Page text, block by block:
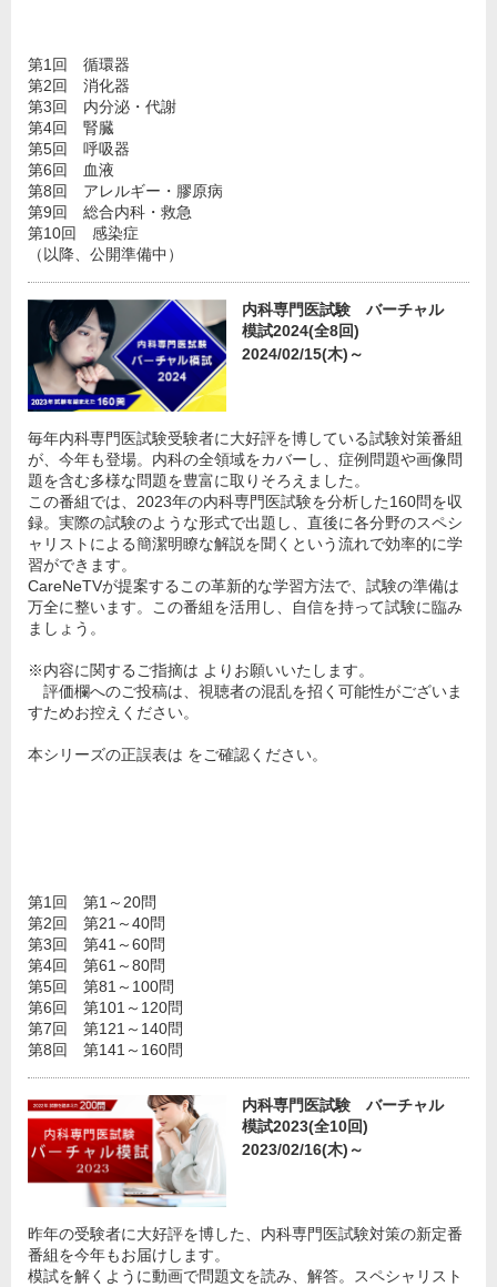
第1回 循環器
第2回 消化器
第3回 内分泌・代謝
第4回 腎臓
第5回 呼吸器
第6回 血液
第8回 アレルギー・膠原病
第9回 総合内科・救急
第10回 感染症
（以降、公開準備中）
内科専門医試験 バーチャル
模試2024(全8回)
2024/02/15(木)～
毎年内科専門医試験受験者に大好評を博している試験対策番組
が、今年も登場。内科の全領域をカバーし、症例問題や画像問
題を含む多様な問題を豊富に取りそろえました。
この番組では、2023年の内科専門医試験を分析した160問を収
録。実際の試験のような形式で出題し、直後に各分野のスペシ
ャリストによる簡潔明瞭な解説を聞くという流れで効率的に学
習ができます。
CareNeTVが提案するこの革新的な学習方法で、試験の準備は
万全に整います。この番組を活用し、自信を持って試験に臨み
ましょう。
※内容に関するご指摘は よりお願いいたします。
評価欄へのご投稿は、視聴者の混乱を招く可能性がございま
すためお控えください。
本シリーズの正誤表は をご確認ください。
第1回 第1～20問
第2回 第21～40問
第3回 第41～60問
第4回 第61～80問
第5回 第81～100問
第6回 第101～120問
第7回 第121～140問
第8回 第141～160問
内科専門医試験 バーチャル
模試2023(全10回)
2023/02/16(木)～
昨年の受験者に大好評を博した、内科専門医試験対策の新定番
番組を今年もお届けします。
模試を解くように動画で問題文を読み、解答。スペシャリスト